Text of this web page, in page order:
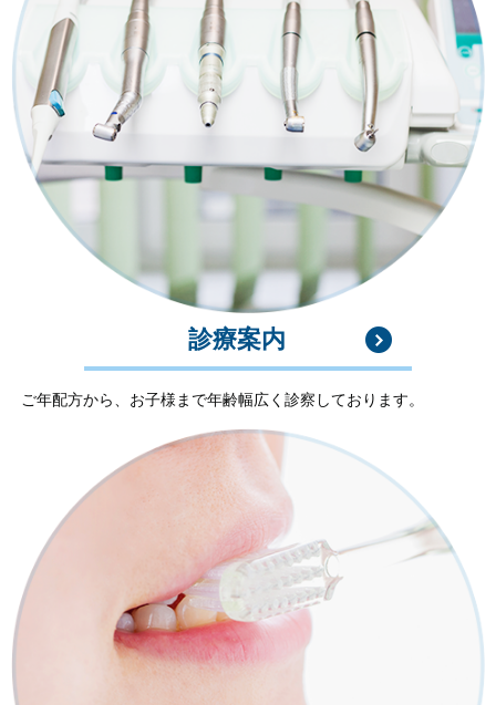
診療案内
ご年配方から、お子様まで年齢幅広く診察しております。